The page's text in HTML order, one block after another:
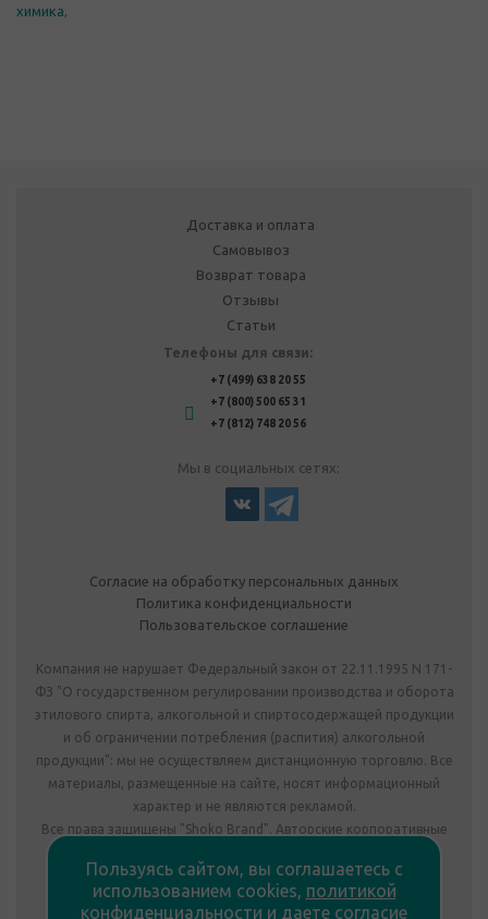
химика,
Доставка и оплата
Самовывоз
Возврат товара
Отзывы
Статьи
Телефоны для связи:
+7 (499) 638 20 55
+7 (800) 500 65 31
+7 (812) 748 20 56
Мы в социальных сетях:
Согласие на обработку персональных данных
Политика конфиденциальности
Пользовательское соглашение
Компания не нарушает Федеральный закон от 22.11.1995 N 171-
ФЗ "О государственном регулировании производства и оборота
этилового спирта, алкогольной и спиртосодержащей продукции
и об ограничении потребления (распития) алкогольной
продукции": мы не осуществляем дистанционную торговлю. Все
материалы, размещенные на сайте, носят информационный
характер и не являются рекламой.
Все права защищены "Shoko Brand". Авторские корпоративные
Комплектация подарка может отличаться от изображения.
Информация на сайте не является публичной офертой.
Пользуясь сайтом, вы соглашаетесь с
использованием cookies, политикой
конфиденциальности и даете согласие